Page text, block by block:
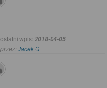
ostatni wpis: 2018-04-05
przez:Jacek G